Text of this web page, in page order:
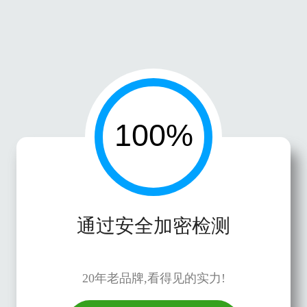
通过安全加密检测
20年老品牌,看得见的实力!